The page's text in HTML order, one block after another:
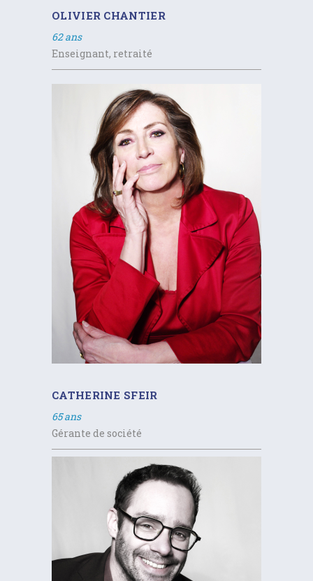
OLIVIER CHANTIER
62 ans
Enseignant, retraité
CATHERINE SFEIR
65 ans
Gérante de société